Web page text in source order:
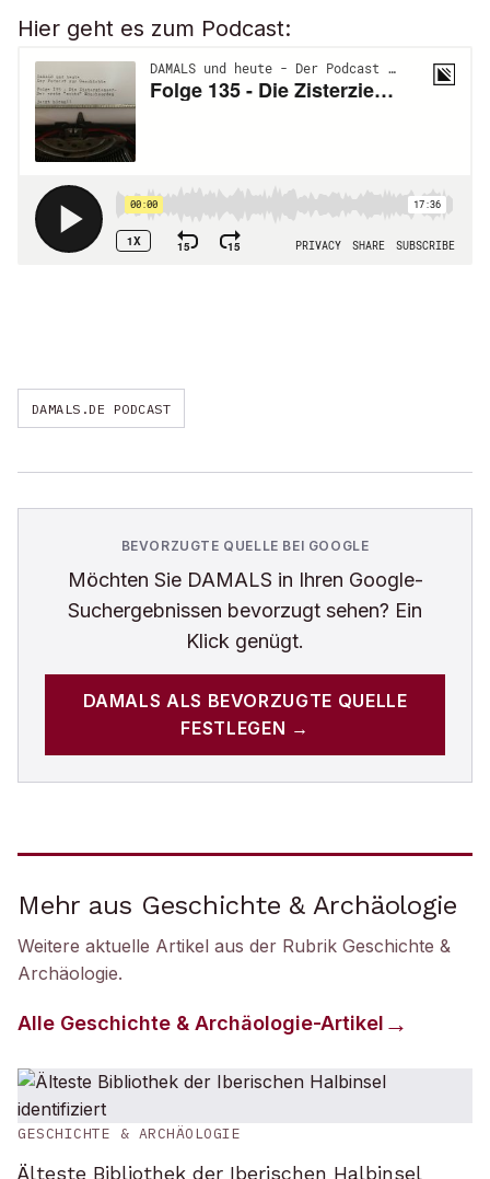
Hier geht es zum Podcast:
DAMALS.DE PODCAST
BEVORZUGTE QUELLE BEI GOOGLE
Möchten Sie DAMALS in Ihren Google-
Suchergebnissen bevorzugt sehen? Ein
Klick genügt.
DAMALS ALS BEVORZUGTE QUELLE
FESTLEGEN →
Mehr aus Geschichte & Archäologie
Weitere aktuelle Artikel aus der Rubrik Geschichte &
Archäologie.
Alle Geschichte & Archäologie-Artikel
GESCHICHTE & ARCHÄOLOGIE
Älteste Bibliothek der Iberischen Halbinsel